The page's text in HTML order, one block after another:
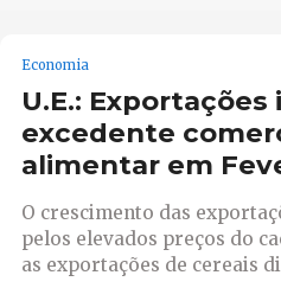
Economia
U.E.:
excedente
alimentar em
O crescimento das
pelos elevados preços do
as exportações de cereais